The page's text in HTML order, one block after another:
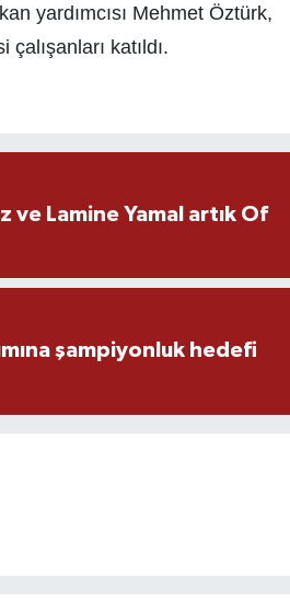
yardımcısı Mehmet Öztürk,
katıldı.
ve Lamine Yamal artık Of
şampiyonluk hedefi